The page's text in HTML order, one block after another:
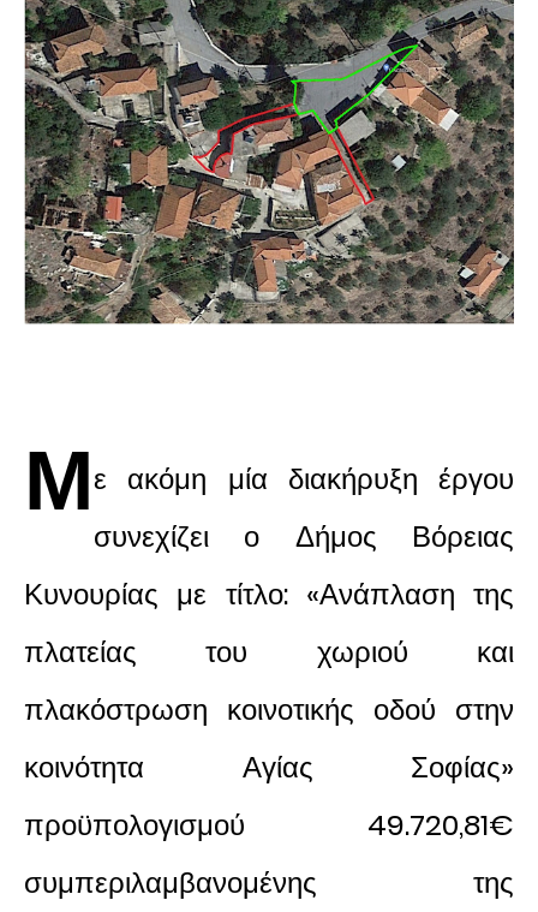
Με ακόμη μία διακήρυξη έργου
συνεχίζει ο Δήμος Βόρειας
Κυνουρίας με τίτλο:«Ανάπλαση της
πλατείας του χωριού και
πλακόστρωση κοινοτικής οδού στην
κοινότητα Αγίας Σοφίας»
προϋπολογισμού 49.720,81€
συμπεριλαμβανομένης της